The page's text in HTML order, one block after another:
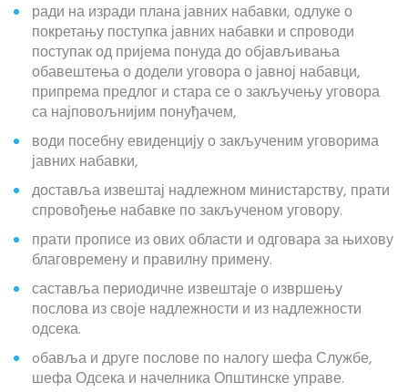
ради на изради плана јавних набавки, одлуке о
покретању поступка јавних набавки и спроводи
поступак од пријема понуда до објављивања
обавештења о додели уговора о јавној набавци,
припрема предлог и стара се о закључењу уговора
са најповољнијим понуђачем,
води посебну евиденцију о закљученим уговорима
јавних набавки,
доставља извештај надлежном министарству, прати
спровођење набавке по закљученом уговору.
прати прописе из ових области и одговара за њихову
благовремену и правилну примену.
саставља периодичне извештаје о извршењу
послова из своје надлежности и из надлежности
одсека.
oбавља и друге послове по налогу шефа Службе,
шефа Одсека и начелника Општинске управе.